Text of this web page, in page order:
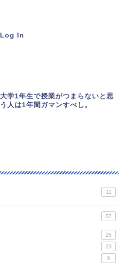
Log In
大学1年生で授業がつまらないと思
う人は1年間ガマンすべし。
11
57
25
23
9